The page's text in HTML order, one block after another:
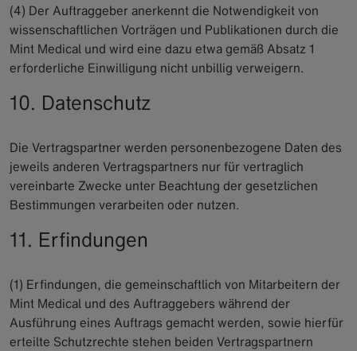
(4) Der Auftraggeber anerkennt die Notwendigkeit von
wissenschaftlichen Vorträgen und Publikationen durch die
Mint Medical und wird eine dazu etwa gemäß Absatz 1
erforderliche Einwilligung nicht unbillig verweigern.
10. Datenschutz
Die Vertragspartner werden personenbezogene Daten des
jeweils anderen Vertragspartners nur für vertraglich
vereinbarte Zwecke unter Beachtung der gesetzlichen
Bestimmungen verarbeiten oder nutzen.
11. Erfindungen
(1) Erfindungen, die gemeinschaftlich von Mitarbeitern der
Mint Medical und des Auftraggebers während der
Ausführung eines Auftrags gemacht werden, sowie hierfür
erteilte Schutzrechte stehen beiden Vertragspartnern